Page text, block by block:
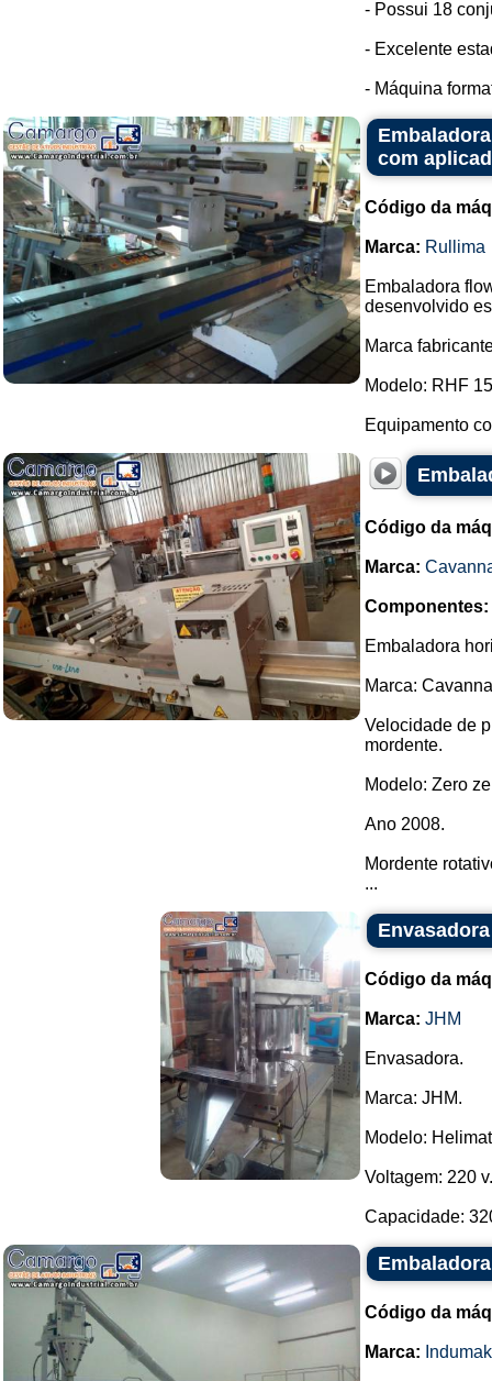
- Possui 18
- Excelente
- Máquina
com
Código da
Marca: Rullima
Embaladora
desenvolvido
Marca
Modelo: RHF
Equipamento
Código da
Marca:
Componentes:
Embaladora
Marca:
Velocidade de
mordente.
Modelo: Zero
Ano 2008.
Mordente
...
Código da
Marca: JHM
Envasadora.
Marca: JHM.
Modelo:
Voltagem: 220 v.
Capacidade:
Código da
Marca: Indumak